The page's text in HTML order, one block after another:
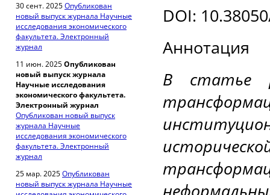
30 сент. 2025Опубликован
новый выпуск журнала Научные
исследования экономического
факультета. Электронный
журнал
11 июн. 2025Опубликован
новый выпуск журнала
Научные исследования
экономического факультета.
Электронный журнал
Опубликован новый выпуск
журнала Научные
исследования экономического
факультета. Электронный
журнал
25 мар. 2025Опубликован
новый выпуск журнала Научные
DOI:
Аннотация
В статье